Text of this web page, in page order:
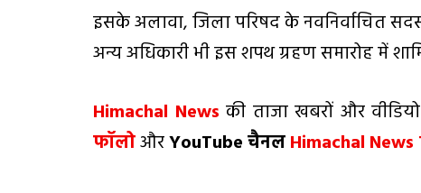
इसके अलावा, जिला परिषद के नवनिर्वाचित
अन्य अधिकारी भी इस शपथ ग्रहण समारोह में
Himachal News की ताजा खबरों और
फॉलोऔरYouTubeचैनलHimachal News